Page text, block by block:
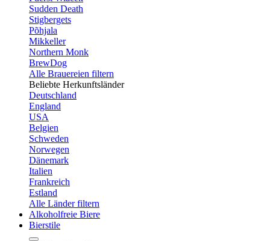
Sudden Death
Stigbergets
Põhjala
Mikkeller
Northern Monk
BrewDog
Alle Brauereien filtern
Beliebte Herkunftsländer
Deutschland
England
USA
Belgien
Schweden
Norwegen
Dänemark
Italien
Frankreich
Estland
Alle Länder filtern
Alkoholfreie Biere
Bierstile